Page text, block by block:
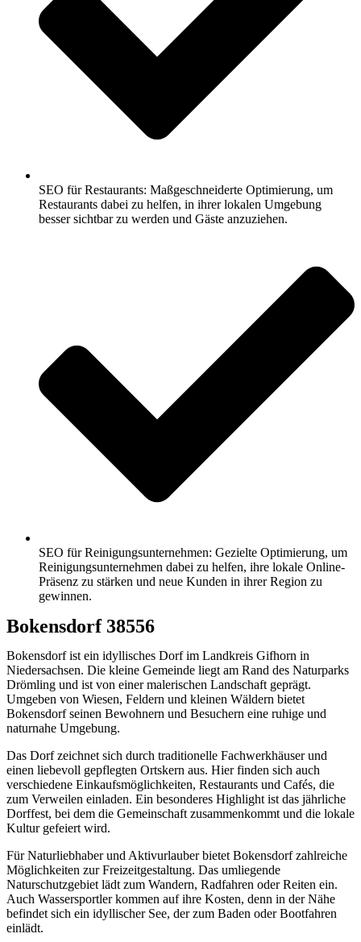
SEO für Restaurants: Maßgeschneiderte Optimierung, um
Restaurants dabei zu helfen, in ihrer lokalen Umgebung
besser sichtbar zu werden und Gäste anzuziehen.
SEO für Reinigungsunternehmen: Gezielte Optimierung, um
Reinigungsunternehmen dabei zu helfen, ihre lokale Online-
Präsenz zu stärken und neue Kunden in ihrer Region zu
gewinnen.
Bokensdorf 38556
Bokensdorf ist ein idyllisches Dorf im Landkreis Gifhorn in
Niedersachsen. Die kleine Gemeinde liegt am Rand des Naturparks
Drömling und ist von einer malerischen Landschaft geprägt.
Umgeben von Wiesen, Feldern und kleinen Wäldern bietet
Bokensdorf seinen Bewohnern und Besuchern eine ruhige und
naturnahe Umgebung.
Das Dorf zeichnet sich durch traditionelle Fachwerkhäuser und
einen liebevoll gepflegten Ortskern aus. Hier finden sich auch
verschiedene Einkaufsmöglichkeiten, Restaurants und Cafés, die
zum Verweilen einladen. Ein besonderes Highlight ist das jährliche
Dorffest, bei dem die Gemeinschaft zusammenkommt und die lokale
Kultur gefeiert wird.
Für Naturliebhaber und Aktivurlauber bietet Bokensdorf zahlreiche
Möglichkeiten zur Freizeitgestaltung. Das umliegende
Naturschutzgebiet lädt zum Wandern, Radfahren oder Reiten ein.
Auch Wassersportler kommen auf ihre Kosten, denn in der Nähe
befindet sich ein idyllischer See, der zum Baden oder Bootfahren
einlädt.